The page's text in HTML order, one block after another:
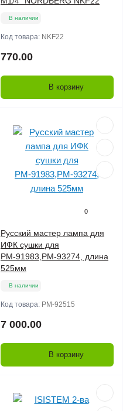
В наличии
Код товара: NKF22
770.00
В корзину
0
Русский мастер лампа для
ИФК сушки для
РМ-91983,РМ-93274, длина
525мм
В наличии
Код товара: РМ-92515
7 000.00
В корзину